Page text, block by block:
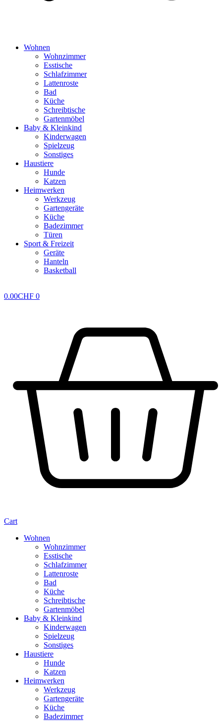
Wohnen
Wohnzimmer
Esstische
Schlafzimmer
Lattenroste
Bad
Küche
Schreibtische
Gartenmöbel
Baby & Kleinkind
Kinderwagen
Spielzeug
Sonstiges
Haustiere
Hunde
Katzen
Heimwerken
Werkzeug
Gartengeräte
Küche
Badezimmer
Türen
Sport & Freizeit
Geräte
Hanteln
Basketball
0.00CHF 0
Cart
Wohnen
Wohnzimmer
Esstische
Schlafzimmer
Lattenroste
Bad
Küche
Schreibtische
Gartenmöbel
Baby & Kleinkind
Kinderwagen
Spielzeug
Sonstiges
Haustiere
Hunde
Katzen
Heimwerken
Werkzeug
Gartengeräte
Küche
Badezimmer